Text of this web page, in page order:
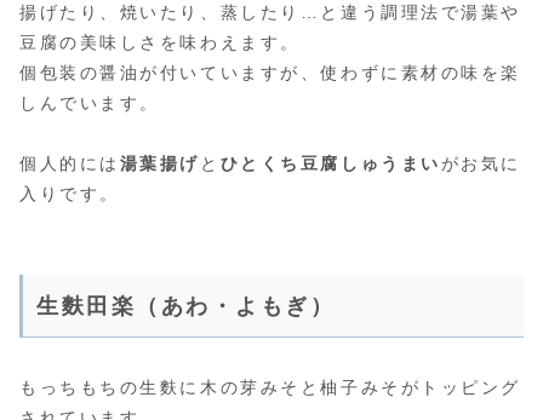
揚げたり、焼いたり、蒸したり…と違う調理法で湯葉や
豆腐の美味しさを味わえます。
個包装の醤油が付いていますが、使わずに素材の味を楽
しんでいます。
個人的には 湯葉揚げ と ひとくち豆腐しゅうまい がお気に
入りです。
生麩田楽（あわ・よもぎ）
もっちもちの生麩に木の芽みそと柚子みそがトッピング